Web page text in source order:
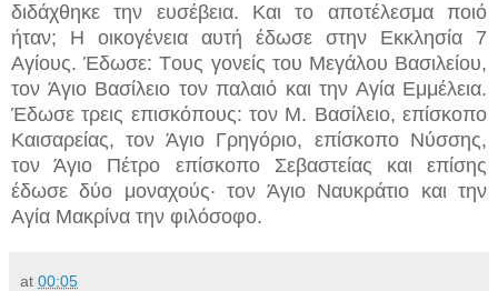
διδάχθηκε την ευσέβεια. Και το αποτέλεσμα ποιό
ήταν; Η οικογένεια αυτή έδωσε στην Εκκλησία 7
Αγίους. Έδωσε: Tους γονείς του Μεγάλου Βασιλείου,
τον Άγιο Βασίλειο τον παλαιό και την Αγία Εμμέλεια.
Έδωσε τρεις επισκόπους: τον Μ. Βασίλειο, επίσκοπο
Καισαρείας, τον Άγιο Γρηγόριο, επίσκοπο Νύσσης,
τον Άγιο Πέτρο επίσκοπο Σεβαστείας και επίσης
έδωσε δύο μοναχούς· τον Άγιο Ναυκράτιο και την
Αγία Μακρίνα την φιλόσοφο.
at 00:05